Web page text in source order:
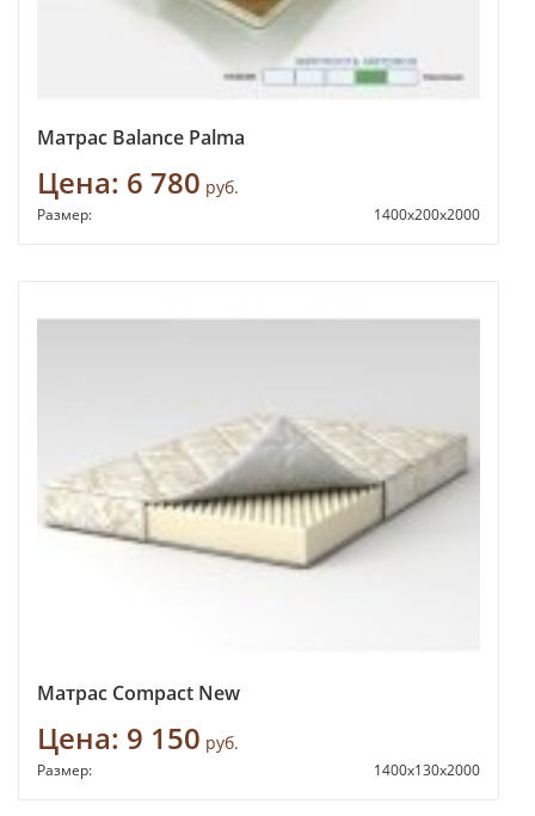
Матрас Balance Palma
Цена: 6 780 руб.
Размер: 1400x200x2000
Матрас Compact New
Цена: 9 150 руб.
Размер: 1400х130х2000